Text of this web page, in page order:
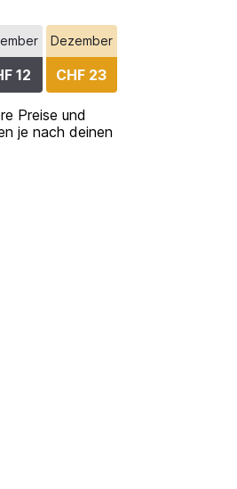
12
Dezember
CHF 23
Preise und
je nach deinen